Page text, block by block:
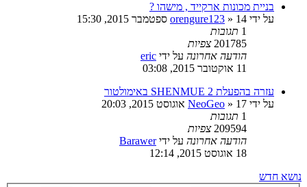
בניית מכונות ארקייד , מישהו ?
על ידי
orengure123 » 14 ספטמבר 2015, 15:30
1 תגובות
201785 צפיות
הודעה אחרונה על ידי eric
11 אוקטובר 2015, 03:08
עזרה בהפעלת SHENMUE 2 באימולטור
על ידי
NeoGeo » 17 אוגוסט 2015, 20:03
1 תגובות
209594 צפיות
הודעה אחרונה על ידיBarawer
18 אוגוסט 2015, 12:14
נושא חדש